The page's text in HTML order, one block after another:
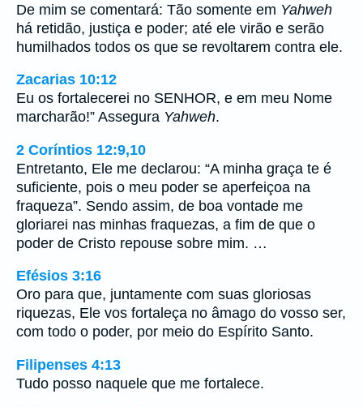
De mim se comentará: Tão somente em Yahweh
há retidão, justiça e poder; até ele virão e serão
humilhados todos os que se revoltarem contra ele.
Zacarias 10:12
Eu os fortalecerei no SENHOR, e em meu Nome
marcharão!” Assegura Yahweh.
2 Coríntios 12:9,10
Entretanto, Ele me declarou: “A minha graça te é
suficiente, pois o meu poder se aperfeiçoa na
fraqueza”. Sendo assim, de boa vontade me
gloriarei nas minhas fraquezas, a fim de que o
poder de Cristo repouse sobre mim. …
Efésios 3:16
Oro para que, juntamente com suas gloriosas
riquezas, Ele vos fortaleça no âmago do vosso ser,
com todo o poder, por meio do Espírito Santo.
Filipenses 4:13
Tudo posso naquele que me fortalece.